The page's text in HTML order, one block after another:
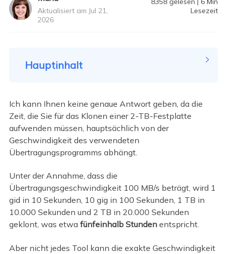
Aktualisiert am Jul 21,
2026
Lesezeit
Hauptinhalt
Ich kann Ihnen keine genaue Antwort geben, da die
Zeit, die Sie für das Klonen einer 2-TB-Festplatte
aufwenden müssen, hauptsächlich von der
Geschwindigkeit des verwendeten
Übertragungsprogramms abhängt.
Unter der Annahme, dass die
Übertragungsgeschwindigkeit 100 MB/s beträgt, wird 1
gid in 10 Sekunden, 10 gig in 100 Sekunden, 1 TB in
10.000 Sekunden und 2 TB in 20.000 Sekunden
geklont, was etwa fünfeinhalb Stundenentspricht.
Aber nicht jedes Tool kann die exakte Geschwindigkeit